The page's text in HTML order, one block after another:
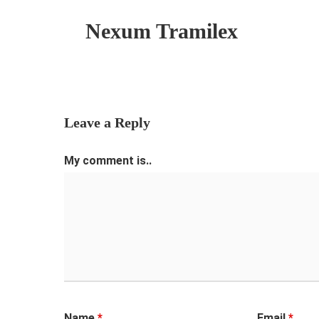
Nexum Tramilex
Leave a Reply
My comment is..